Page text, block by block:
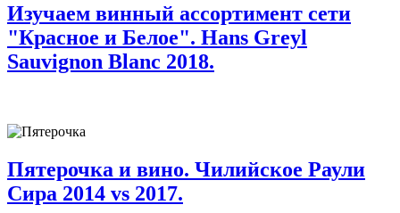
Изучаем винный ассортимент сети
"Красное и Белое". Hans Greyl
Sauvignon Blanc 2018.
Пятерочка и вино. Чилийское Раули
Сира 2014 vs 2017.